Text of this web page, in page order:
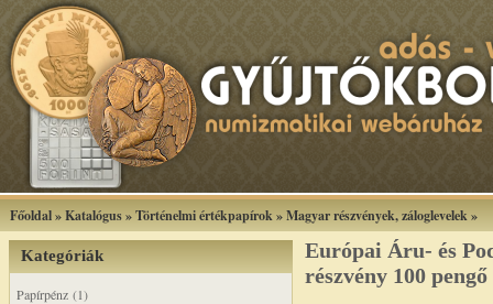
Főoldal»Katalógus»Történelmi értékpapírok»Magyar részvények, záloglevelek»
Kategóriák
Papírpénz (1)
Európai Áru- és
részvény 100 pengő